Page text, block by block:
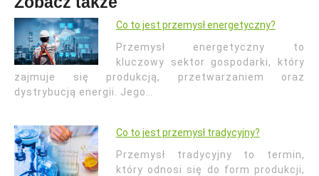
Co to jest przemysł energetyczny?
Przemysł energetyczny to
kluczowy sektor gospodarki, który
zajmuje się produkcją, przetwarzaniem oraz
dystrybucją energii. Jego…
Co to jest przemysł tradycyjny?
Przemysł tradycyjny to termin,
który odnosi się do form produkcji,